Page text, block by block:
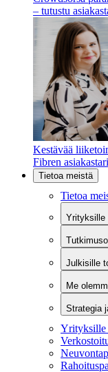
– tutustu
Kestävää
Fibren
Tietoa meistä
Tietoa
Yrityksille
Julkisille
Me
Strategia
Yrityksille